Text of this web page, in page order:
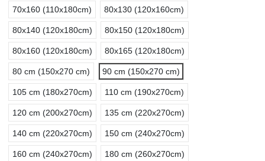
70x160 (110x180cm) 80x130 (120x160cm)
80x140 (120x180cm) 80x150 (120x180cm)
80x160 (120x180cm) 80x165 (120x180cm)
80 cm (150x270 cm) 90 cm (150x270 cm)
105 cm (180x270cm) 110 cm (190x270cm)
120 cm (200x270cm) 135 cm (220x270cm)
140 cm (220x270cm) 150 cm (240x270cm)
160 cm (240x270cm) 180 cm (260x270cm)